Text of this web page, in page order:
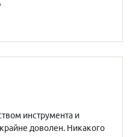
инструмента и
доволен. Никакого